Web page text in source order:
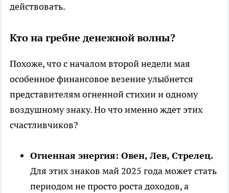
действовать.
Кто на гребне денежной волны?
Похоже, что с началом второй недели мая
особенное финансовое везение улыбнется
представителям огненной стихии и одному
воздушному знаку. Но что именно ждет этих
счастливчиков?
Огненная энергия: Овен, Лев, Стрелец.
Для этих знаков май 2025 года может стать
периодом не просто роста доходов, а